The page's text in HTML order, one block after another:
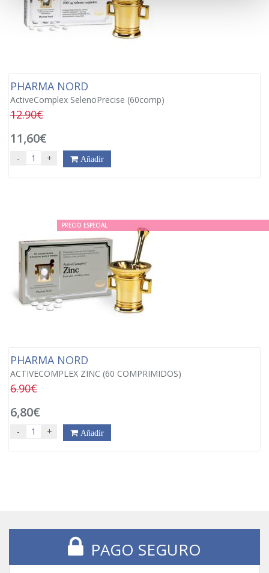
PHARMA NORD
ActiveComplex SelenoPrecise (60comp)
12.90€
11,60€
- + Añadir
PRECIO ESPECIAL
PHARMA NORD
ACTIVECOMPLEX ZINC (60 COMPRIMIDOS)
6.90€
6,80€
- + Añadir
PAGO SEGURO